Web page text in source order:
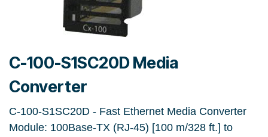
C-100-S1SC20D Media
Converter
C-100-S1SC20D - Fast Ethernet Media Converter
Module: 100Base-TX (RJ-45) [100 m/328 ft.] to